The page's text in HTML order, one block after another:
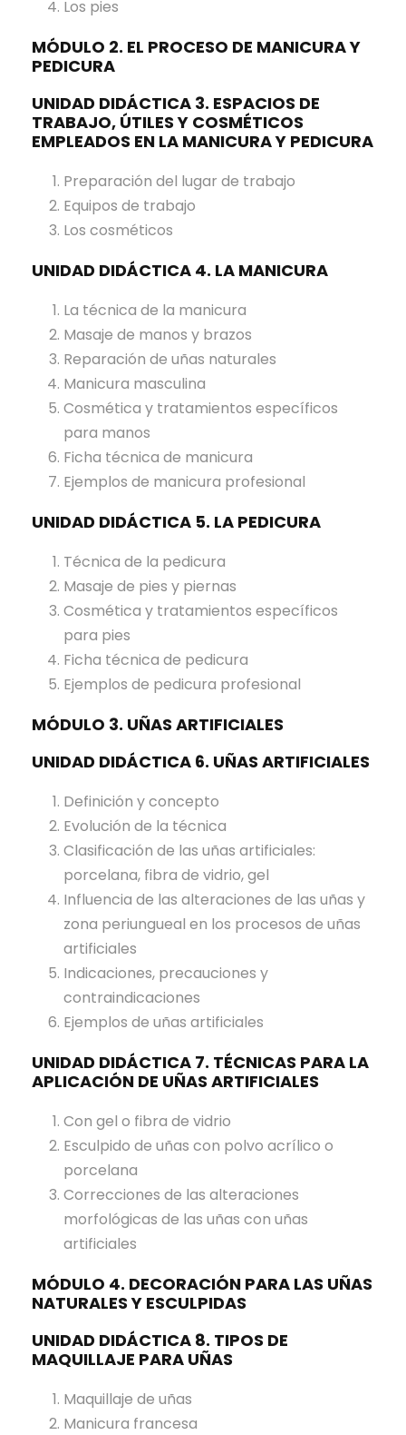
Los pies
MÓDULO 2. EL PROCESO DE MANICURA Y
PEDICURA
UNIDAD DIDÁCTICA 3. ESPACIOS DE
TRABAJO, ÚTILES Y COSMÉTICOS
EMPLEADOS EN LA MANICURA Y PEDICURA
Preparación del lugar de trabajo
Equipos de trabajo
Los cosméticos
UNIDAD DIDÁCTICA 4. LA MANICURA
La técnica de la manicura
Masaje de manos y brazos
Reparación de uñas naturales
Manicura masculina
Cosmética y tratamientos específicos
para manos
Ficha técnica de manicura
Ejemplos de manicura profesional
UNIDAD DIDÁCTICA 5. LA PEDICURA
Técnica de la pedicura
Masaje de pies y piernas
Cosmética y tratamientos específicos
para pies
Ficha técnica de pedicura
Ejemplos de pedicura profesional
MÓDULO 3. UÑAS ARTIFICIALES
UNIDAD DIDÁCTICA 6. UÑAS ARTIFICIALES
Definición y concepto
Evolución de la técnica
Clasificación de las uñas artificiales:
porcelana, fibra de vidrio, gel
Influencia de las alteraciones de las uñas y
zona periungueal en los procesos de uñas
artificiales
Indicaciones, precauciones y
contraindicaciones
Ejemplos de uñas artificiales
UNIDAD DIDÁCTICA 7. TÉCNICAS PARA LA
APLICACIÓN DE UÑAS ARTIFICIALES
Con gel o fibra de vidrio
Esculpido de uñas con polvo acrílico o
porcelana
Correcciones de las alteraciones
morfológicas de las uñas con uñas
artificiales
MÓDULO 4. DECORACIÓN PARA LAS UÑAS
NATURALES Y ESCULPIDAS
UNIDAD DIDÁCTICA 8. TIPOS DE
MAQUILLAJE PARA UÑAS
Maquillaje de uñas
Manicura francesa